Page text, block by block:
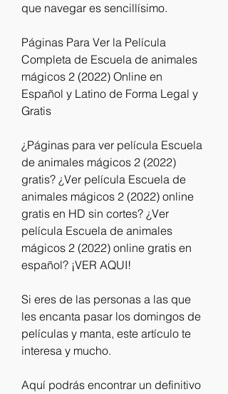
que navegar es sencillísimo.
Páginas Para Ver la Película
Completa de Escuela de animales
mágicos 2 (2022) Online en
Español y Latino de Forma Legal y
Gratis
¿Páginas para ver película Escuela
de animales mágicos 2 (2022)
gratis? ¿Ver película Escuela de
animales mágicos 2 (2022) online
gratis en HD sin cortes? ¿Ver
película Escuela de animales
mágicos 2 (2022) online gratis en
español? ¡VER AQUI!
Si eres de las personas a las que
les encanta pasar los domingos de
películas y manta, este artículo te
interesa y mucho.
Aquí podrás encontrar un definitivo